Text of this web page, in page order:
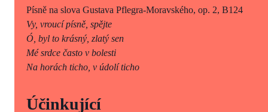
Písně na slova Gustava Pflegra-Moravského, op. 2, B124
Vy, vroucí písně, spějte
Ó, byl to krásný, zlatý sen
Mé srdce často v bolesti
Na horách ticho, v údolí ticho
Účinkující